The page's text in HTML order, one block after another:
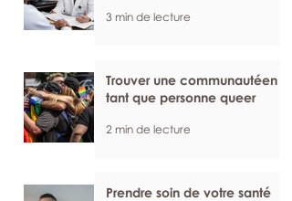
3 min de lecture
Trouver une communautéen
tant que personne queer
2 min de lecture
Prendre soin de votre santé